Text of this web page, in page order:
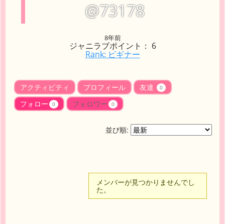
@73178
8年前
ジャニラブポイント： 6
Rank: ビギナー
アクティビティ プロフィール 友達 0
フォロー 0 フォロワー 0
並び順:
メンバーが見つかりませんでし
た。